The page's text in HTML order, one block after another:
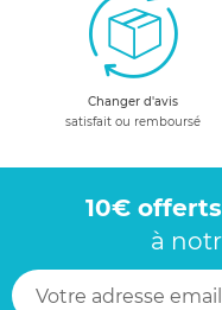
Changer d'avis
satisfait ou remboursé
10€ offerts
à